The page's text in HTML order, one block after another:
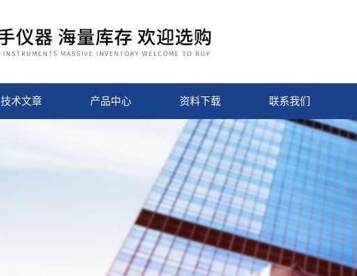
技术文章 产品中心 资料下载 联系我们